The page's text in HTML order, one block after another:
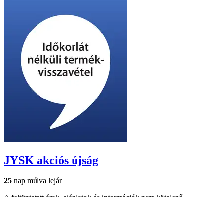
JYSK akciós újság
25 nap múlva lejár